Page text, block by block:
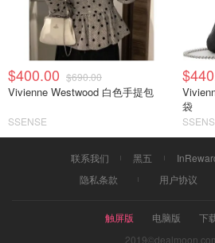
$400.00 $690.00
Vivienne Westwood 白色手提包
SSENSE
Vivienne
袋
联系我们 黑五
隐私条款
用户协议
触屏版 电脑版
下